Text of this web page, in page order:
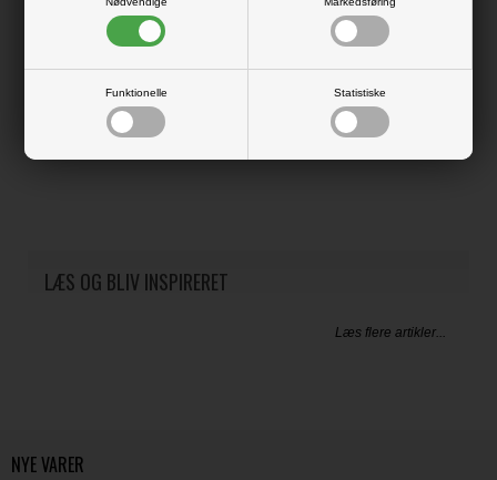
Funktionelle Statistiske
This versatile paper pack contains double-sided sheets inspired by
vintage ledger pages and two sheets of ephemera. With its brown tones,
It’s an ideal weight for your journals, cards, and more.
This 12 x 12” (30.5 x 30.5 cm) paper pack includes 12 double sided
sheets of 250 gsm paper with 14 randomly repeated designs, plus one on
the inside of the cover. Acid/Lignin free
LÆS OG BLIV INSPIRERET
Læs flere artikler...
NYE VARER